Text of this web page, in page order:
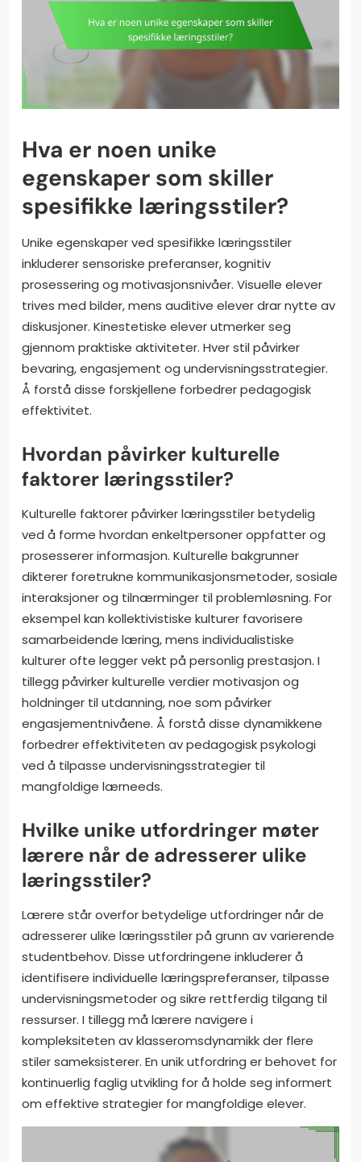
Hva er noen unike
egenskaper som skiller
spesifikke læringsstiler?
Unike egenskaper ved spesifikke læringsstiler
inkluderer sensoriske preferanser, kognitiv
prosessering og motivasjonsnivåer. Visuelle elever
trives med bilder, mens auditive elever drar nytte av
diskusjoner. Kinestetiske elever utmerker seg
gjennom praktiske aktiviteter. Hver stil påvirker
bevaring, engasjement og undervisningsstrategier.
Å forstå disse forskjellene forbedrer pedagogisk
effektivitet.
Hvordan påvirker kulturelle
faktorer læringsstiler?
Kulturelle faktorer påvirker læringsstiler betydelig
ved å forme hvordan enkeltpersoner oppfatter og
prosesserer informasjon. Kulturelle bakgrunner
dikterer foretrukne kommunikasjonsmetoder, sosiale
interaksjoner og tilnærminger til problemløsning. For
eksempel kan kollektivistiske kulturer favorisere
samarbeidende læring, mens individualistiske
kulturer ofte legger vekt på personlig prestasjon. I
tillegg påvirker kulturelle verdier motivasjon og
holdninger til utdanning, noe som påvirker
engasjementnivåene. Å forstå disse dynamikkene
forbedrer effektiviteten av pedagogisk psykologi
ved å tilpasse undervisningsstrategier til
mangfoldige lærneeds.
Hvilke unike utfordringer møter
lærere når de adresserer ulike
læringsstiler?
Lærere står overfor betydelige utfordringer når de
adresserer ulike læringsstiler på grunn av varierende
studentbehov. Disse utfordringene inkluderer å
identifisere individuelle læringspreferanser, tilpasse
undervisningsmetoder og sikre rettferdig tilgang til
ressurser. I tillegg må lærere navigere i
kompleksiteten av klasseromsdynamikk der flere
stiler sameksisterer. En unik utfordring er behovet for
kontinuerlig faglig utvikling for å holde seg informert
om effektive strategier for mangfoldige elever.